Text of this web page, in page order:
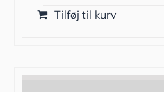
Tilføj til kurv